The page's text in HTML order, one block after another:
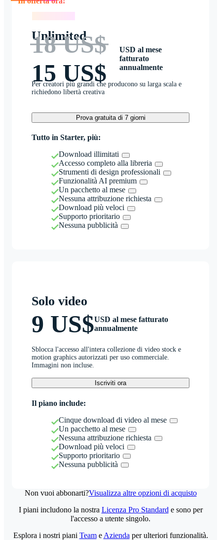
Unlimited
18 US$
15 US$
USD al mese
fatturato
annualmente
Per creatori più grandi che producono su larga scala e
richiedono libertà creativa
Prova gratuita di 7 giorni
Tutto in Starter, più:
Download illimitati
Accesso completo alla libreria
Strumenti di design professionali
Funzionalità AI premium
Un pacchetto al mese
Nessuna attribuzione richiesta
Download più veloci
Supporto prioritario
Nessuna pubblicità
Solo video
9 US$USD al mese fatturato
annualmente
Sblocca l'accesso all'intera collezione di video stock e
motion graphics autorizzati per uso commerciale.
Immagini non incluse.
Iscriviti ora
Il piano include:
Cinque download di video al mese
Un pacchetto al mese
Nessuna attribuzione richiesta
Download più veloci
Supporto prioritario
Nessuna pubblicità
Non vuoi abbonarti?Visualizza altre opzioni di acquisto
I piani includono la nostra Licenza Pro Standard e sono per
l'accesso a utente singolo.
Esplora i nostri piani Teame Azienda per ulteriori funzionalità.